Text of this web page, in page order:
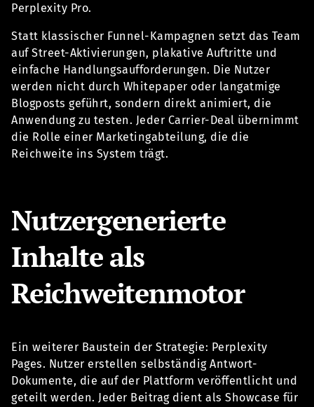
Perplexity Pro.
Statt klassischer Funnel-Kampagnen setzt das Team
auf Street-Aktivierungen, plakative Auftritte und
einfache Handlungsaufforderungen. Die Nutzer
werden nicht durch Whitepaper oder langatmige
Blogposts geführt, sondern direkt animiert, die
Anwendung zu testen. Jeder Carrier-Deal übernimmt
die Rolle einer Marketingabteilung, die die
Reichweite ins System trägt.
Nutzergenerierte
Inhalte als
Reichweitenmotor
Ein weiterer Baustein der Strategie: Perplexity
Pages. Nutzer erstellen selbständig Antwort-
Dokumente, die auf der Plattform veröffentlicht und
geteilt werden. Jeder Beitrag dient als Showcase für